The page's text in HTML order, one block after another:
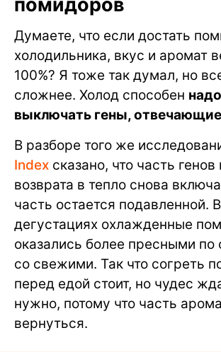
Думаете, что если достать
холодильника, вкус и аромат
100%? Я тоже так думал, но
сложнее. Холод способен
выключать гены,
В разборе того же
Index сказано, что часть генов
возврата в тепло снова
часть остается подавленной. В
дегустациях охлажденные
оказались более пресными
со свежими. Так что согреть
перед едой стоит, но чудес
нужно, потому что часть
вернуться.